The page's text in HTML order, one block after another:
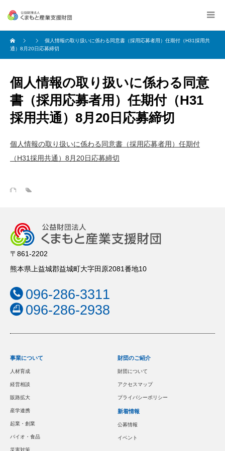
個人情報の取り扱いに係わる同意書（採用応募者用）任期付（H31採用共
通）8月20日応募締切
個人情報の取り扱いに係わる同意
書（採用応募者用）任期付（H31
採用共通）8月20日応募締切
個人情報の取り扱いに係わる同意書（採用応募者用）任期付
（H31採用共通）8月20日応募締切
〒861-2202
熊本県上益城郡益城町大字田原2081番地10
096-286-3311
096-286-2938
事業について
人材育成
経営相談
販路拡大
産学連携
起業・創業
バイオ・食品
財団のご紹介
財団について
アクセスマップ
プライバシーポリシー
新着情報
公募情報
イベント